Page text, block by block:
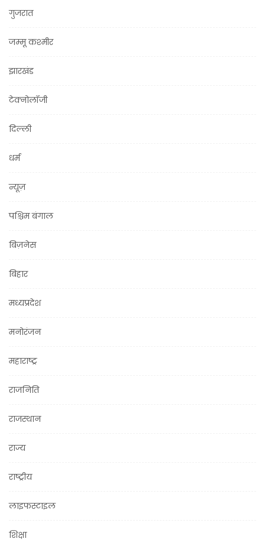
गुजरात
जम्मू कश्मीर
झारखंड
टेक्नोलॉजी
दिल्ली
धर्म
न्यूज़
पश्चिम बंगाल
बिज़नेस
बिहार
मध्यप्रदेश
मनोरंजन
महाराष्ट्र
राजनिति
राजस्थान
राज्य
राष्ट्रीय
लाइफस्टाइल
शिक्षा